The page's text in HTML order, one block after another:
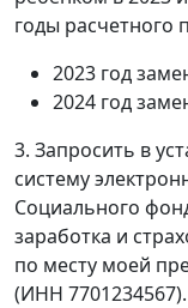
годы
2023 год
2024 год
3. Запросить в
систему
Социального
заработка и
по месту моей
(ИНН 7701234567).